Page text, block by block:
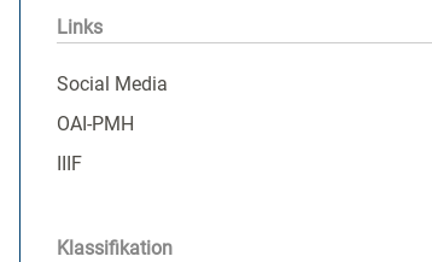
Links
Social Media
OAI-PMH
IIIF
Klassifikation